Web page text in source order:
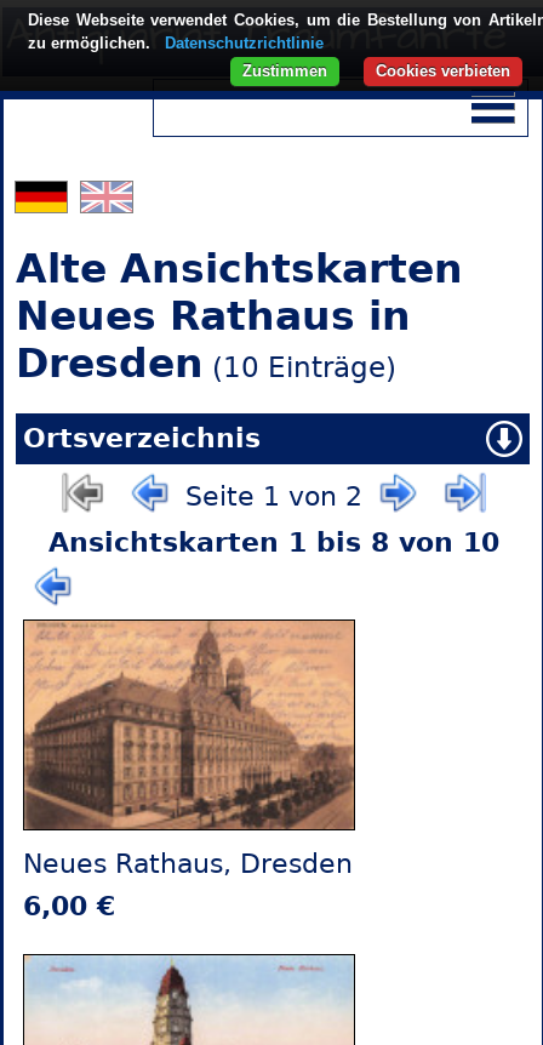
Alte Ansichtskarten
Neues Rathaus in
Dresden (10 Einträge)
Ortsverzeichnis
Seite 1 von 2
Ansichtskarten 1 bis 8 von 10
Neues Rathaus, Dresden
6,00 €
Diese Webseite verwendet Cookies, um die Bestellung von
zu ermöglichen.
Datenschutzrichtlinie
Cookies verbieten
Zustimmen